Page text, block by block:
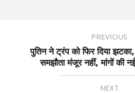
PREVIOUS
पुतिन ने ट्रंप को फिर दिया
समझौता मंजूर नहीं, मांगों की
NEXT